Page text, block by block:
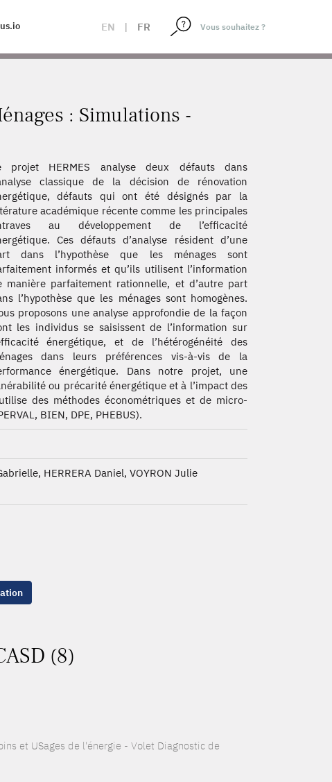
EN | FR
: Simulations -
projet HERMES analyse deux défauts dans
classique de la décision de rénovation
défauts qui ont été désignés par la
académique récente comme les principales
au développement de l’efficacité
Ces défauts d’analyse résident d’une
dans l’hypothèse que les ménages sont
informés et qu’ils utilisent l’information
manière parfaitement rationnelle, et d’autre part
l’hypothèse que les ménages sont homogènes.
proposons une analyse approfondie de la façon
les individus se saisissent de l’information sur
énergétique, et de l’hétérogénéité des
dans leurs préférences vis-à-vis de la
énergétique. Dans notre projet, une
ou précarité énergétique et à l’impact des
des méthodes économétriques et de micro-
BIEN, DPE, PHEBUS).
HERRERA Daniel, VOYRON Julie
(8)
et USages de l'énergie - Volet Diagnostic de